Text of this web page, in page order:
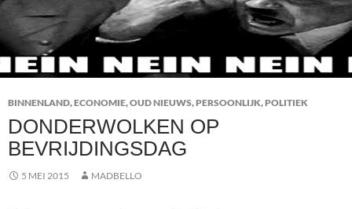
BINNENLAND,ECONOMIE,OUD NIEUWS,PERSOONLIJK,POLITIEK
DONDERWOLKEN OP
BEVRIJDINGSDAG
5 MEI 2015 MADBELLO